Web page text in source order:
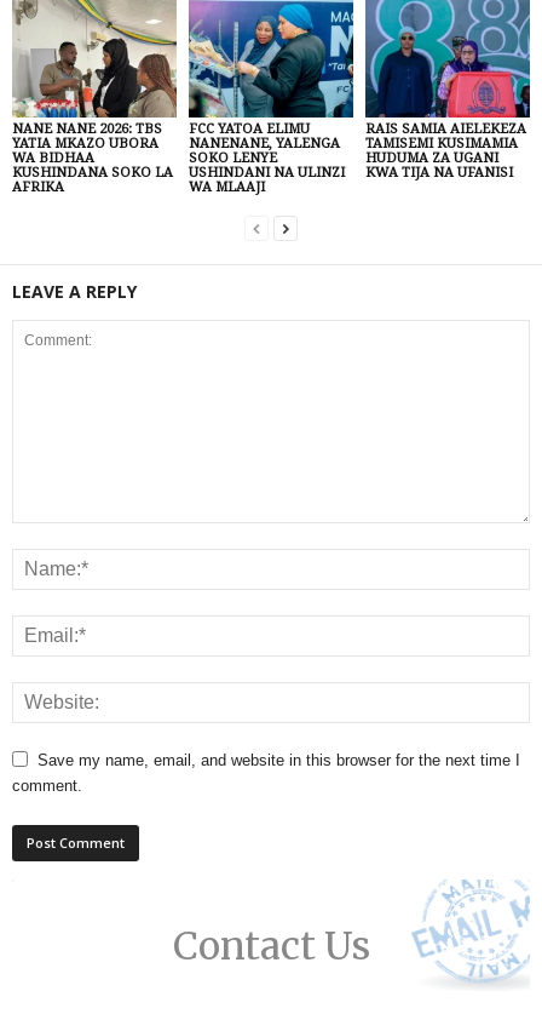
NANE NANE 2026: TBS
YATIA MKAZO UBORA
WA BIDHAA
KUSHINDANA SOKO LA
AFRIKA
FCC YATOA ELIMU
NANENANE, YALENGA
SOKO LENYE
USHINDANI NA ULINZI
WA MLAAJI
RAIS SAMIA AIELEKEZA
TAMISEMI KUSIMAMIA
HUDUMA ZA UGANI
KWA TIJA NA UFANISI
LEAVE A REPLY
Save my name, email, and website in this browser for the next time I
comment.
Contact Us